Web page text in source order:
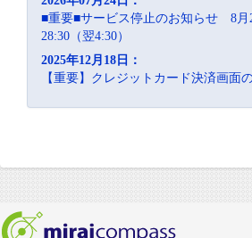
■重要■サービス停止のお知らせ 8月
28:30（翌4:30）
2025年12月18日：
【重要】クレジットカード決済画面